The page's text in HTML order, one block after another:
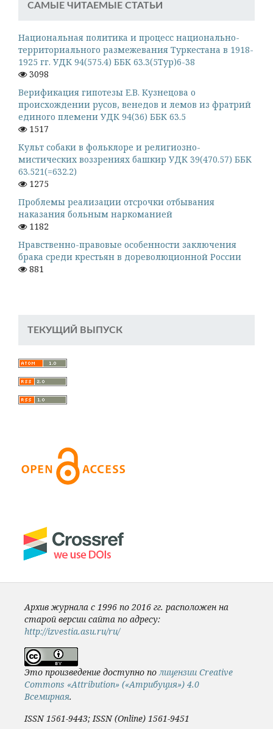
САМЫЕ ЧИТАЕМЫЕ СТАТЬИ
Национальная политика и процесс национально-
территориального размежевания Туркестана в 1918-
1925 гг. УДК 94(575.4) ББК 63.3(5Тур)6-38
3098
Верификация гипотезы Е.В. Кузнецова о
происхождении русов, венедов и лемов из фратрий
единого племени УДК 94(36) ББК 63.5
1517
Культ собаки в фольклоре и религиозно-
мистических воззрениях башкир УДК 39(470.57) ББК
63.521(=632.2)
1275
Проблемы реализации отсрочки отбывания
наказания больным наркоманией
1182
Нравственно-правовые особенности заключения
брака среди крестьян в дореволюционной России
881
ТЕКУЩИЙ ВЫПУСК
Архив журнала с 1996 по 2016 гг. расположен на
старой версии сайта по адресу:
http://izvestia.asu.ru/ru/
Это произведение доступно полицензии Creative
Commons «Attribution» («Атрибуция») 4.0
Всемирная.
ISSN 1561-9443; ISSN (Online) 1561-9451